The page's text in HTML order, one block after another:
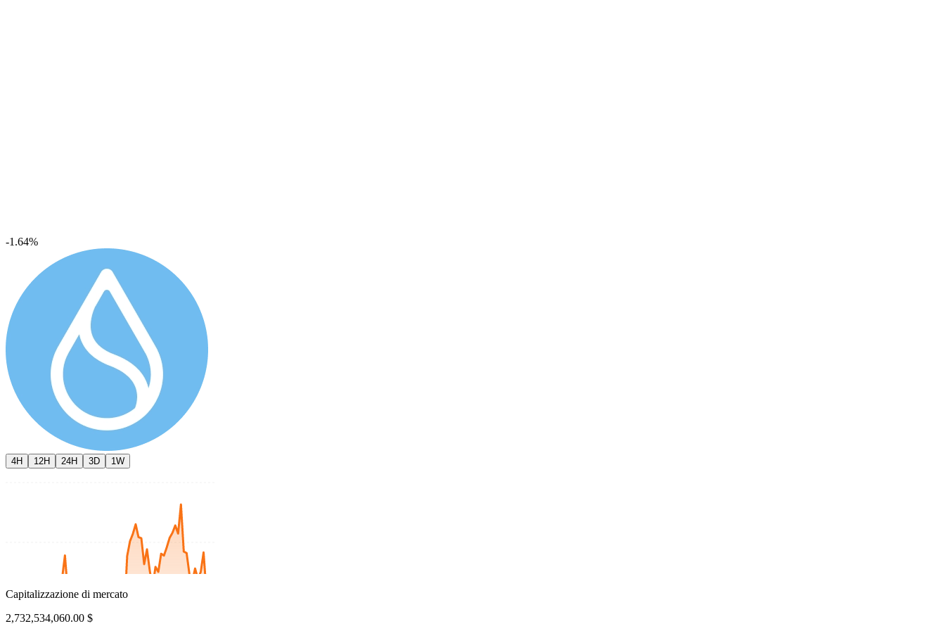
-1.64%
4H 12H 24H 3D 1W
Capitalizzazione di mercato
2,732,534,060.00 $